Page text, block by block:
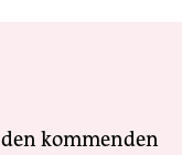
kommenden